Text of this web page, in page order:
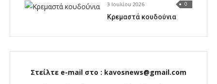
3 Ιουλίου 2026 0
Κρεμαστά κουδούνια
Στείλτε e-mail στο : kavosnews@gmail.com